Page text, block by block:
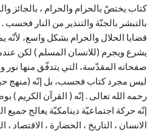
كتاب يختصّ بالحرام والحرام ، بالجائز
بالتبشر بالجنّة والتنذير من النار فحسب .
قضايا الحلال والحرام بشكل واسع،
يشرع ويجرم (للانسان المسلم ) لكن
صفحاته المقدّسة، التي يتدفّق منها نور
ليس مجرد كتاب فحسب، بل إنّه (منهج
رحمه الله تعالى . إنّه ( القرآن الكريم )
إنّه حركة اجتماعيّة دينامكيّة يعالج جميع
الانسان ، التاريخ ، الحضارة ، الاقتصاد ،